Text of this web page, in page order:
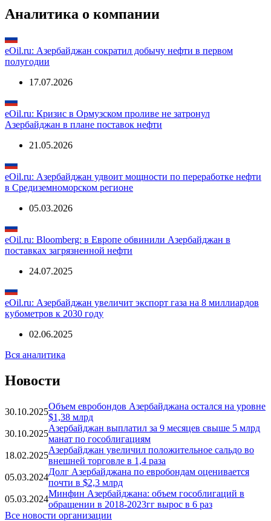
Аналитика о компании
eOil.ru: Азербайджан сократил добычу нефти в первом
полугодии
17.07.2026
eOil.ru: Кризис в Ормузском проливе не затронул
Азербайджан в плане поставок нефти
21.05.2026
eOil.ru: Азербайджан удвоит мощности по переработке нефти
в Средиземноморском регионе
05.03.2026
eOil.ru: Bloomberg: в Европе обвинили Азербайджан в
поставках загрязненной нефти
24.07.2025
eOil.ru: Азербайджан увеличит экспорт газа на 8 миллиардов
кубометров к 2030 году
02.06.2025
Вся аналитика
Новости
30.10.2025
Объем евробондов Азербайджана остался на уровне
$1,38 млрд
30.10.2025
Азербайджан выплатил за 9 месяцев свыше 5 млрд
манат по гособлигациям
18.02.2025
Азербайджан увеличил положительное сальдо во
внешней торговле в 1,4 раза
05.03.2024
Долг Азербайджана по евробондам оценивается
почти в $2,3 млрд
05.03.2024
Минфин Азербайджана: объем гособлигаций в
обращении в 2018-2023гг вырос в 6 раз
Все новости организации